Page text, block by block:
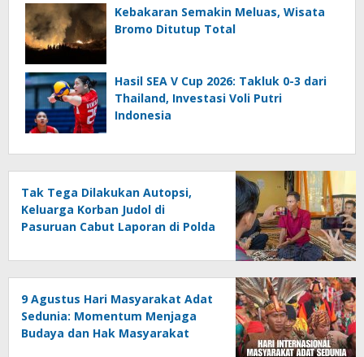
Kebakaran Semakin Meluas, Wisata
Bromo Ditutup Total
Hasil SEA V Cup 2026: Takluk 0-3 dari
Thailand, Investasi Voli Putri
Indonesia
Tak Tega Dilakukan Autopsi,
Keluarga Korban Judol di
Pasuruan Cabut Laporan di Polda
9 Agustus Hari Masyarakat Adat
Sedunia: Momentum Menjaga
Budaya dan Hak Masyarakat